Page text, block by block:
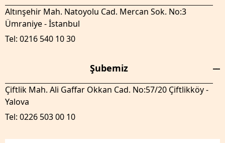
Altınşehir Mah. Natoyolu Cad. Mercan Sok. No:3
Ümraniye - İstanbul
Tel: 0216 540 10 30
Şubemiz
Çiftlik Mah. Ali Gaffar Okkan Cad. No:57/20 Çiftlikköy -
Yalova
Tel: 0226 503 00 10